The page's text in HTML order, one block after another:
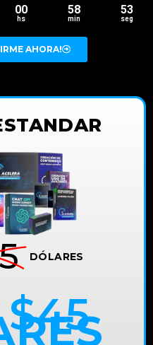
00
hs
58
min
51
seg
AHORA!
DÓLARES